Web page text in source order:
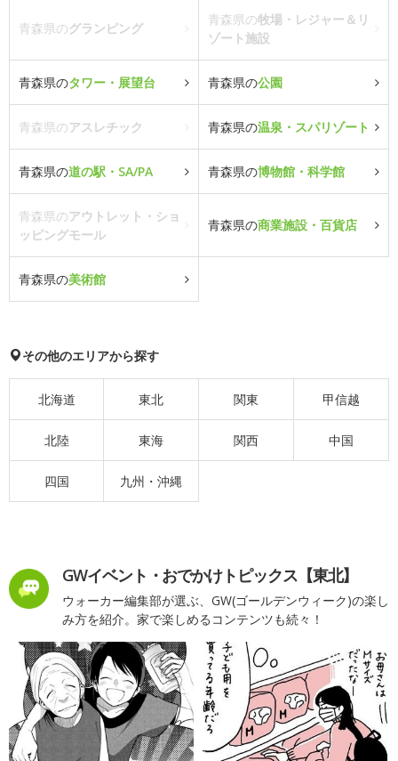
青森県のグランピング
青森県の牧場・レジャー＆リ
ゾート施設
青森県のタワー・展望台 青森県の公園
青森県のアスレチック 青森県の温泉・スパリゾート
青森県の道の駅・SA/PA 青森県の博物館・科学館
青森県のアウトレット・ショ
ッピングモール
青森県の商業施設・百貨店
青森県の美術館
その他のエリアから探す
北海道 東北 関東 甲信越
北陸 東海 関西 中国
四国 九州・沖縄
GWイベント・おでかけトピックス【東北】
ウォーカー編集部が選ぶ、GW(ゴールデンウィーク)の楽し
み方を紹介。家で楽しめるコンテンツも続々！